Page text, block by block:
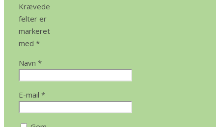
Krævede
felter er
markeret
med *
Navn *
E-mail *